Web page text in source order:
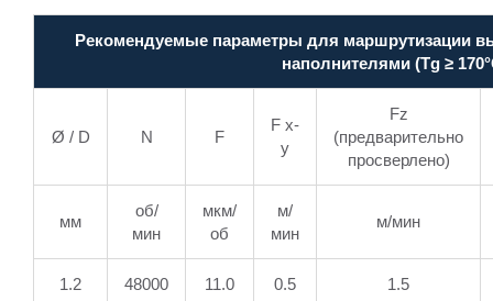
Рекомендуемые параметры для маршрутизации
наполнителями (Tg ≥
Ø / D N F
F x-
y
Fz
(предварительно
просверлено)
мм
об/
мин
мкм/
об
м/
мин
м/мин
1.2 48000 11.0 0.5 1.5